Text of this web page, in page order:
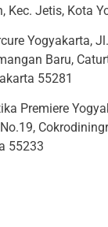
Kec. Jetis, Kota
Yogyakarta,
Baru,
55281
Premiere
55233